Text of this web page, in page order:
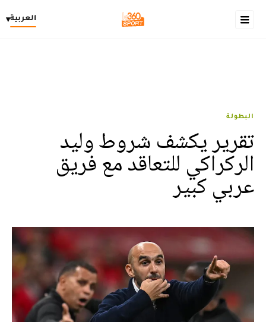
العربية▾
البطولة
تقرير يكشف شروط وليد
الركراكي للتعاقد مع فريق
عربي كبير